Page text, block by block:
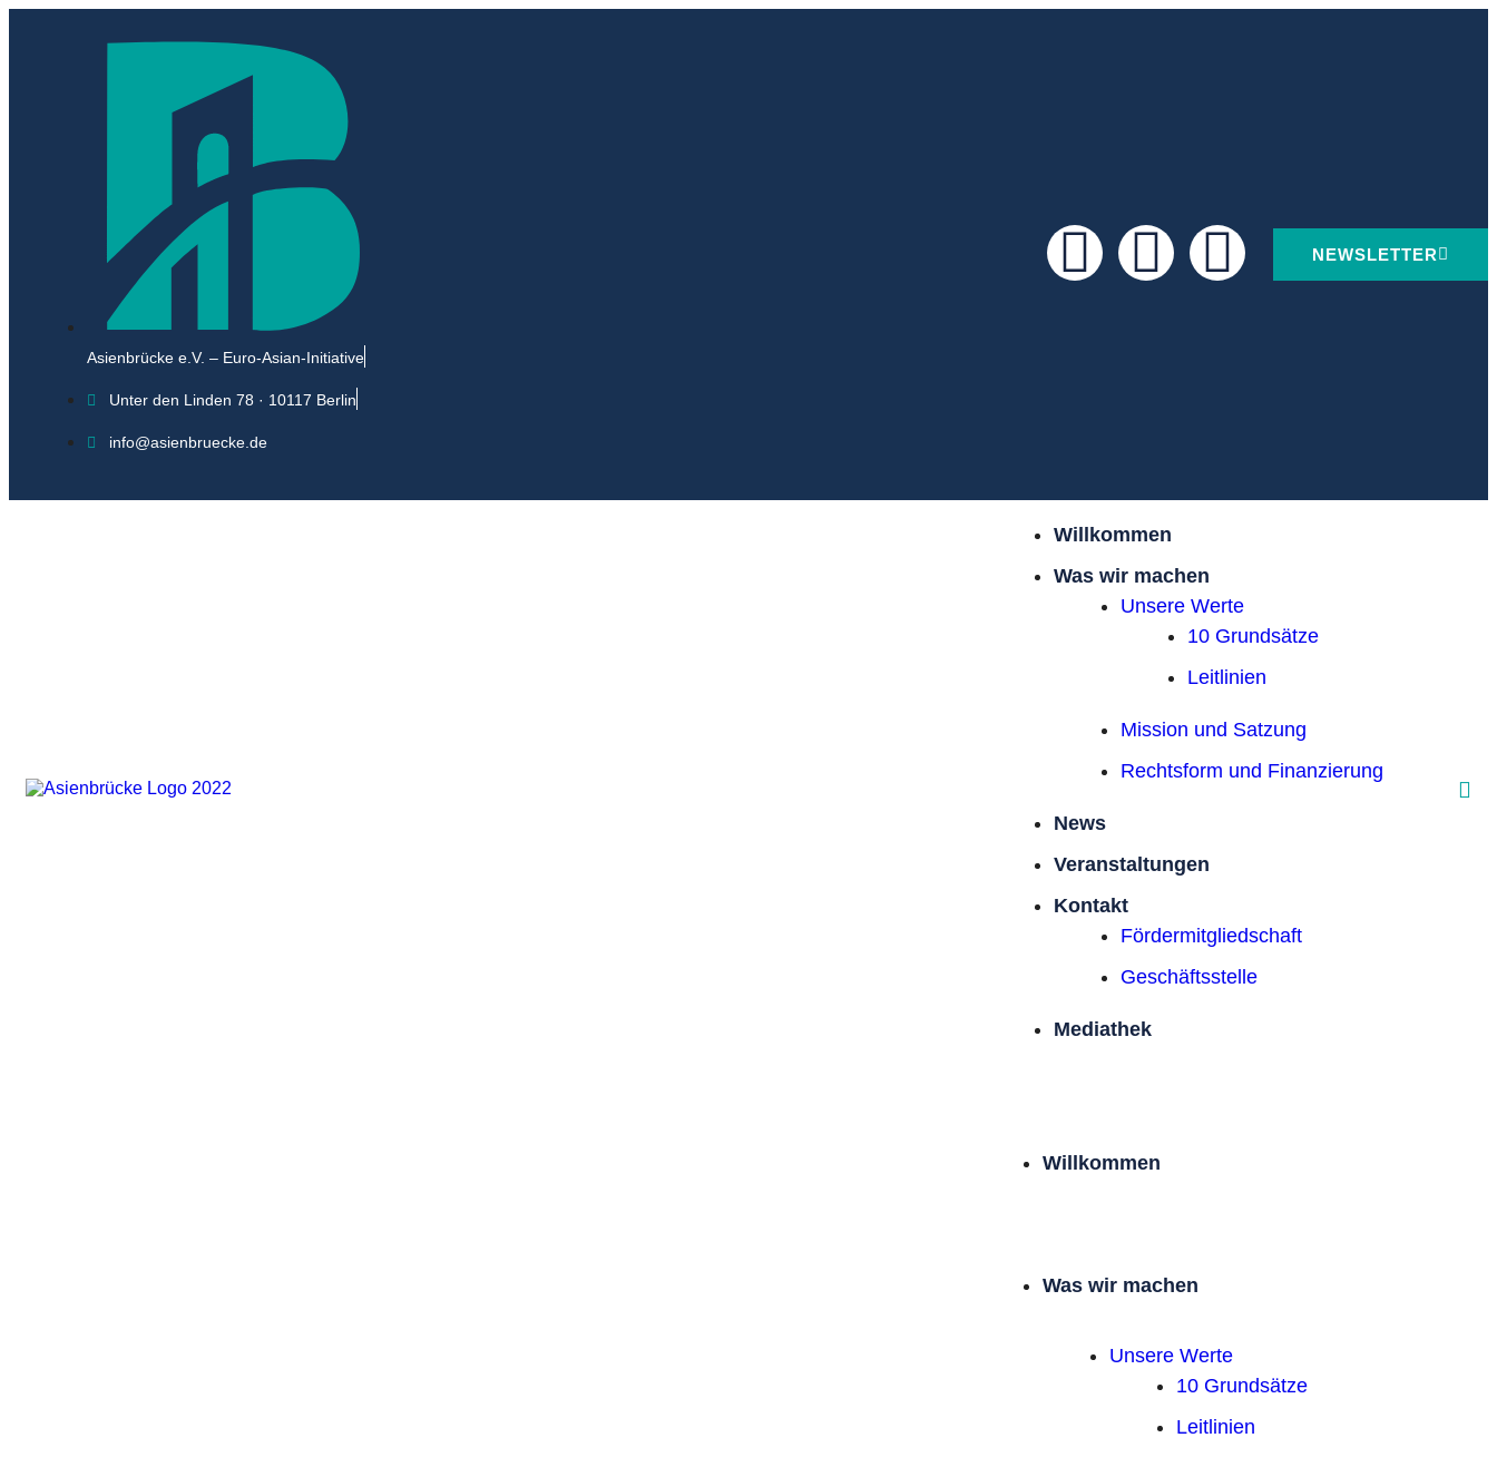
Asienbrücke e.V. – Euro-Asian-Initiative
Unter den Linden 78 · 10117 Berlin
info@asienbruecke.de
NEWSLETTER
Willkommen
Was wir machen
Unsere Werte
10 Grundsätze
Leitlinien
Mission und Satzung
Rechtsform und Finanzierung
News
Veranstaltungen
Kontakt
Förder­mitgliedschaft
Geschäftsstelle
Mediathek
Willkommen
Was wir machen
Unsere Werte
10 Grundsätze
Leitlinien